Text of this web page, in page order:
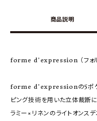
商品説明
forme d'expression （フォル
forme d'expressionの5ポケ
ピング技術を用いた立体裁断
ラミー×リネンのライトオンス